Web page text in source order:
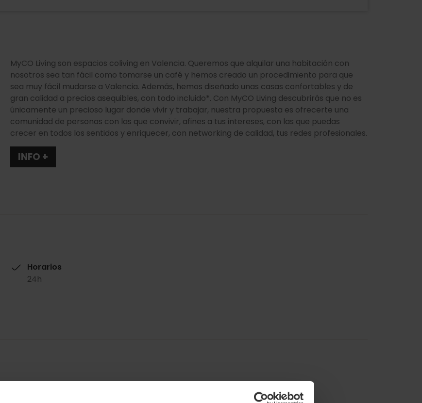
MyCO Living son espacios coliving en Valencia. Queremos que alquilar una habitación con
nosotros sea tan fácil como tomarse un café y hemos creado un procedimiento para que
sea muy fácil mudarse a Valencia. Además, hemos diseñado unas casas confortables y de
gran calidad a precios asequibles, con todo incluido*. Con MyCO Living descubrirás que no es
únicamente un precioso lugar donde vivir y trabajar, nuestra propuesta es ofrecerte una
comunidad de personas con las que convivir, afines a tus intereses, con las que puedas
crecer en todos los sentidos y enriquecer, con networking de calidad, tus redes profesionales.
INFO +
Horarios
24h
Wifi